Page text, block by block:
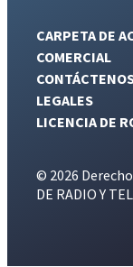
CARPETA DE
COMERCIAL
LEGALES
LICENCIA DE
© 2026
DE RADIO Y